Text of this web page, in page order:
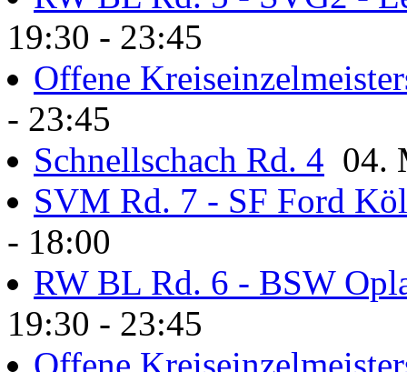
19:30 - 23:45
Offene
- 23:45
Schnellschach Rd. 4 04.
SVM Rd. 7 - SF Ford
- 18:00
RW BL Rd. 6 - BSW
19:30 - 23:45